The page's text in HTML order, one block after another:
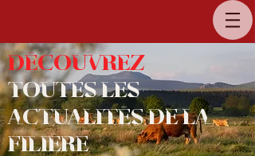
Découvrez
toutes les
actualités de la
filière